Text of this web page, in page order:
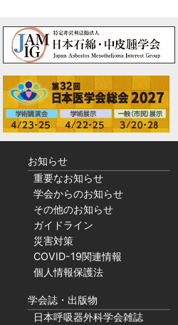
お知らせ
重要なお知らせ
学会からのお知らせ
その他のお知らせ
ガイドライン
災害対策
COVID-19関連情報
個人情報保護法
学会誌・出版物
日本呼吸器外科学会雑誌